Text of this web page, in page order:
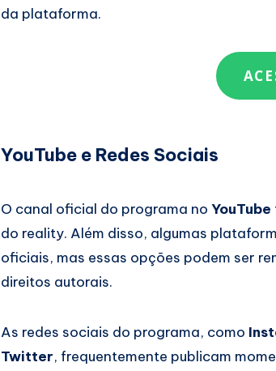
da plataforma.
YouTube e Redes Sociais
O canal oficial do programa no YouTube
do reality. Além disso, algumas
oficiais, mas essas opções podem ser
direitos autorais.
As redes sociais do programa, como
Twitter, frequentemente publicam